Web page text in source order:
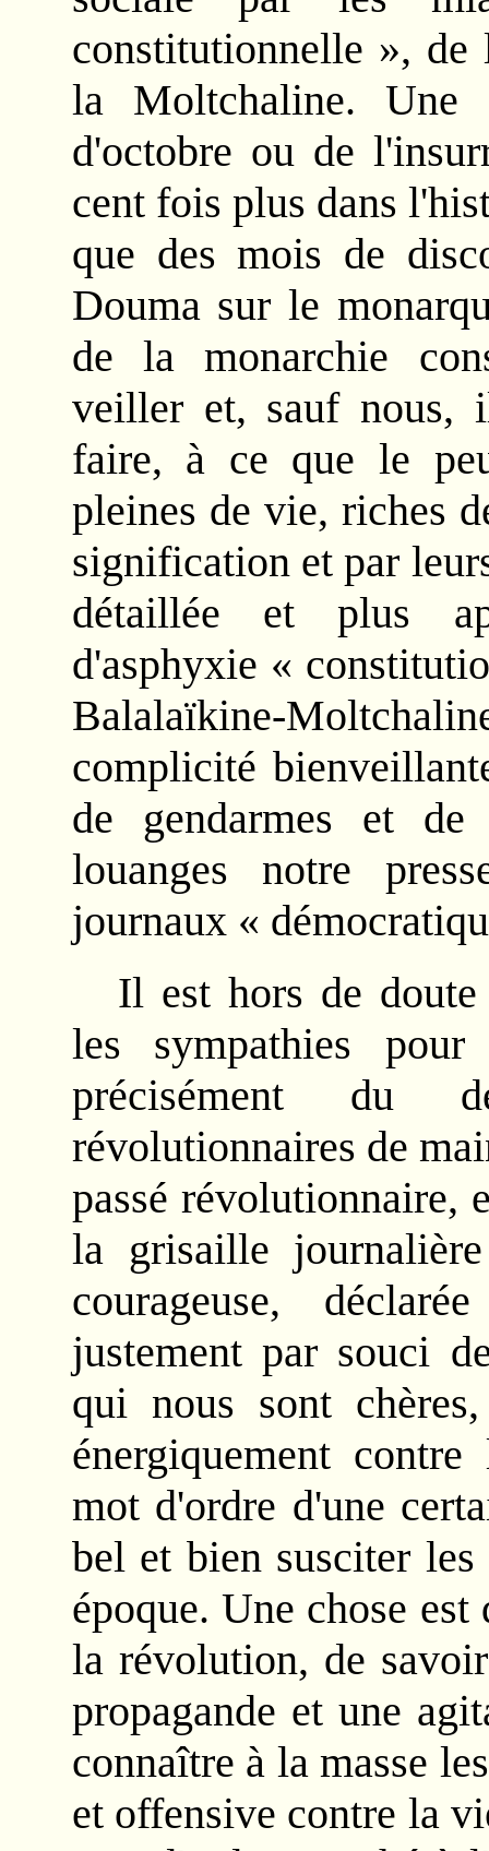
constitutionnelle »,
la Moltchaline. Une
d'octobre ou de
cent fois plus dans
que des mois de
Douma sur le
de la monarchie
veiller et, sauf nous,
faire, à ce que le
pleines de vie, riches
signification et par
détaillée et plus
d'asphyxie «
Balalaïkine-
complicité
de gendarmes et de
louanges notre
journaux «
Il est hors de doute
les sympathies
précisément du
révolutionnaires de
passé révolutionnaire,
la grisaille
courageuse,
justement par souci
qui nous sont
énergiquement
mot d'ordre d'une
bel et bien susciter
époque. Une chose
la révolution, de
propagande et une
connaître à la masse
et offensive contre la